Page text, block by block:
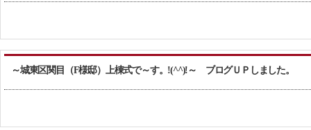
～城東区関目（F様邸）上棟式で～す。!(^^)!～ ブログＵＰしました。